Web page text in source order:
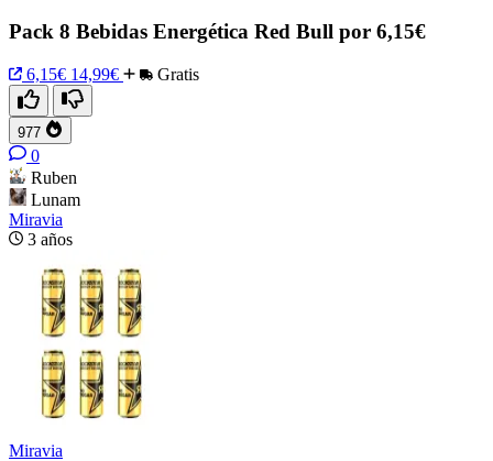
Pack 8 Bebidas Energética Red Bull por 6,15€
6,15€ 14,99€ Gratis
977
0
Ruben
Lunam
Miravia
3 años
Miravia